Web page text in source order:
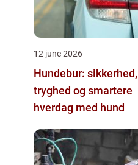
12 june 2026
Hundebur: sikkerhed,
tryghed og smartere
hverdag med hund